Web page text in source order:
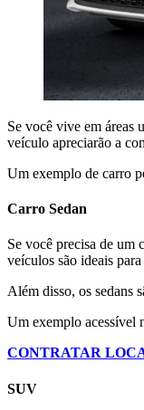
Se você vive em áreas
veículo apreciarão a
Um exemplo de carro
Carro Sedan
Se você precisa de um
veículos são ideais
Além disso, os sedans
Um exemplo acessível
CONTRATAR
SUV